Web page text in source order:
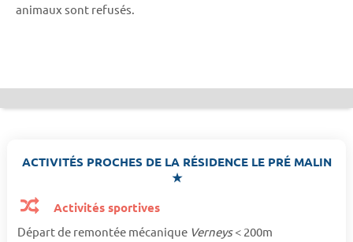
animaux sont refusés.
ACTIVITÉS PROCHES DE LA RÉSIDENCE LE PRÉ MALIN
★
Activités sportives
Départ de remontée mécanique Verneys< 200m